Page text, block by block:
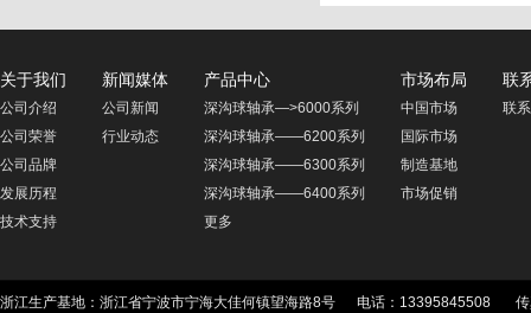
关于我们
公司介绍
公司荣誉
公司品牌
发展历程
技术支持
新闻媒体
公司新闻
行业动态
产品中心
深沟球轴承—>6000系列
深沟球轴承——6200系列
深沟球轴承——6300系列
深沟球轴承——6400系列
更多
市场布局
中国市场
国际市场
制造基地
市场促销
联
联
浙江生产基地：浙江省宁波市宁海大佳何镇望海路8号 电话：13395845508